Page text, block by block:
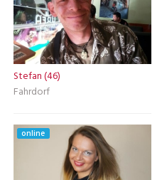
Stefan (46)
Fahrdorf
online